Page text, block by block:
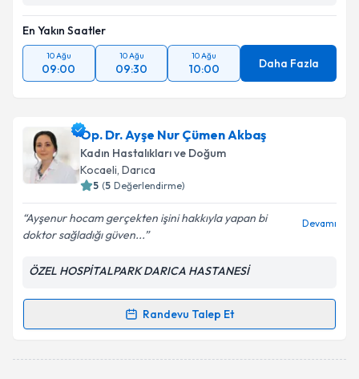
En Yakın Saatler
10 Ağu
09:00
10 Ağu
09:30
10 Ağu
10:00 Daha Fazla
Op. Dr. Ayşe Nur Çümen Akbaş
Kadın Hastalıkları ve Doğum
Kocaeli, Darıca
5 (5 Değerlendirme)
Ayşenur hocam gerçekten işini hakkıyla yapan bi
doktor sağladığı güven...
Devamı
ÖZEL HOSPİTALPARK DARICA HASTANESİ
Randevu Talep Et
Randevu Takvimi Talebi